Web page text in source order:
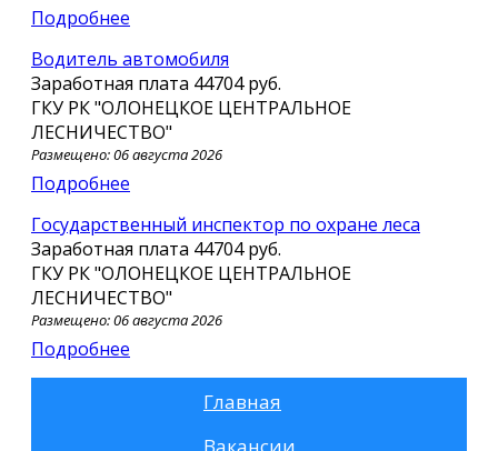
Подробнее
Водитель автомобиля
Заработная плата 44704 руб.
ГКУ РК "ОЛОНЕЦКОЕ ЦЕНТРАЛЬНОЕ
ЛЕСНИЧЕСТВО"
Размещено: 06 августа 2026
Подробнее
Государственный инспектор по охране леса
Заработная плата 44704 руб.
ГКУ РК "ОЛОНЕЦКОЕ ЦЕНТРАЛЬНОЕ
ЛЕСНИЧЕСТВО"
Размещено: 06 августа 2026
Подробнее
Главная
Вакансии